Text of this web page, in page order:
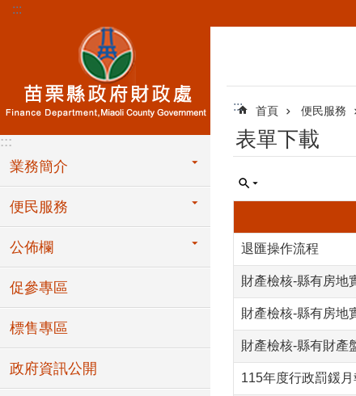
跳到主要內容區塊
:::
:::
業務簡介
便民服務
公佈欄
促參專區
標售專區
政府資訊公開
::: 首頁 便民服務
表單下載
退匯操作流程
財產檢核-縣有房地
財產檢核-縣有房地
財產檢核-縣有財產
115年度行政罰鍰